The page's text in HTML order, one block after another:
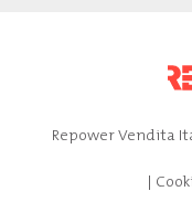
Repower Vendita
|